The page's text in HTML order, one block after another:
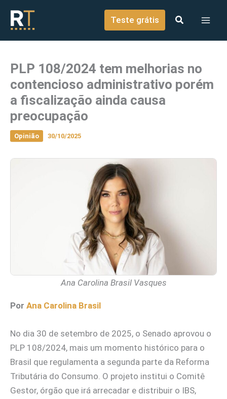
conteúdo
Teste grátis
PLP 108/2024 tem melhorias no
contencioso administrativo porém
a fiscalização ainda causa
preocupação
Opinião 30/10/2025
Ana Carolina Brasil Vasques
Por Ana Carolina Brasil
No dia 30 de setembro de 2025, o Senado aprovou o
PLP 108/2024, mais um momento histórico para o
Brasil que regulamenta a segunda parte da Reforma
Tributária do Consumo. O projeto institui o Comitê
Gestor, órgão que irá arrecadar e distribuir o IBS,